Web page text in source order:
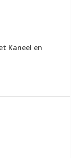
Kaneel en